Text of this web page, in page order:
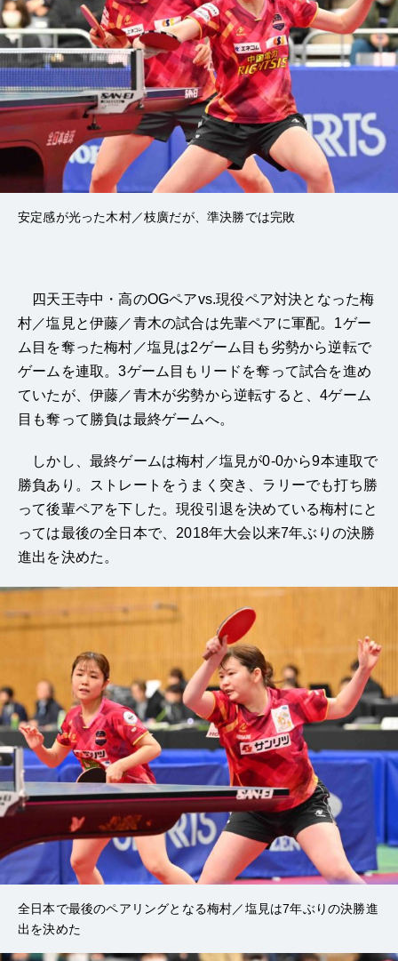
安定感が光った木村／枝廣だが、準決勝では完敗
四天王寺中・高のOGペアvs.現役ペア対決となった梅
村／塩見と伊藤／青木の試合は先輩ペアに軍配。1ゲー
ム目を奪った梅村／塩見は2ゲーム目も劣勢から逆転で
ゲームを連取。3ゲーム目もリードを奪って試合を進め
ていたが、伊藤／青木が劣勢から逆転すると、4ゲーム
目も奪って勝負は最終ゲームへ。
しかし、最終ゲームは梅村／塩見が0-0から9本連取で
勝負あり。ストレートをうまく突き、ラリーでも打ち勝
って後輩ペアを下した。現役引退を決めている梅村にと
っては最後の全日本で、2018年大会以来7年ぶりの決勝
進出を決めた。
全日本で最後のペアリングとなる梅村／塩見は7年ぶりの決勝進
出を決めた